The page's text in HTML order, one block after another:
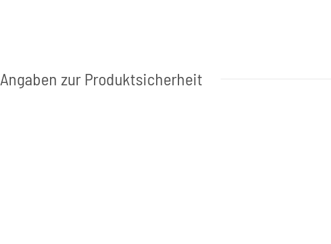
Angaben zur Produktsicherheit